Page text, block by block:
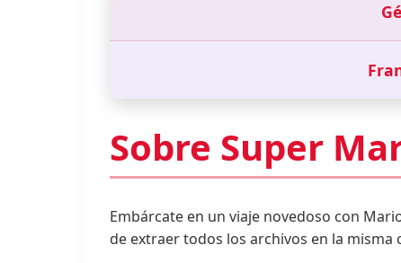
Sobre Super
Embárcate en un viaje novedoso con
de extraer todos los archivos en la